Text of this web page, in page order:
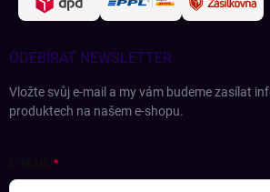
ODEBÍRAT NEWSLETTER
Vložte svůj e-mail a my vám budeme zasílat
produktech na našem e-shopu.